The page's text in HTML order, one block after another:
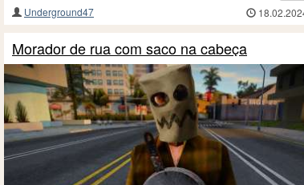
Underground47
Morador de rua com saco na cabeça